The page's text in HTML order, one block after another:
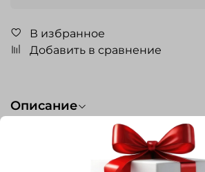
В избранное
Добавить в сравнение
Описание
Характеристики